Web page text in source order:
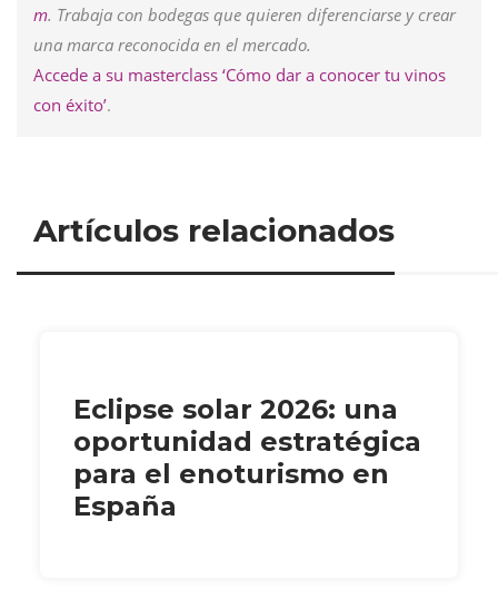
m. Trabaja con bodegas que quieren diferenciarse y crear
una marca reconocida en el mercado.
Accede a su masterclass ‘Cómo dar a conocer tu vinos
con éxito’.
Artículos relacionados
Eclipse solar 2026: una
oportunidad estratégica
para el enoturismo en
España